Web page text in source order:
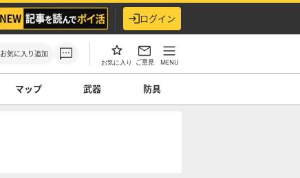
ログイン
お気に入り追加
お気に入り ご意見 MENU
マップ 武器 防具